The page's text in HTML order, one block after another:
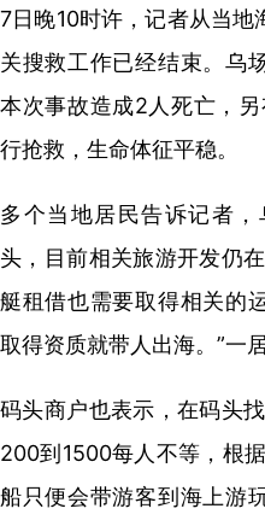
7日晚10时许，记者从当地
关搜救工作已经结束。乌
本次事故造成2人死亡，
行抢救，生命体征平稳。
多个当地居民告诉记者
头，目前相关旅游开发仍
艇租借也需要取得相关的
取得资质就带人出海。”一
码头商户也表示，在码头
200到1500每人不等，根
船只便会带游客到海上游